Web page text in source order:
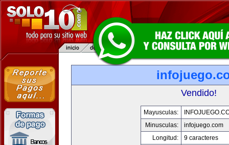
Vendido!
Mayusculas:
Minusculas:
infojuego.com
Longitud:
9 caracteres